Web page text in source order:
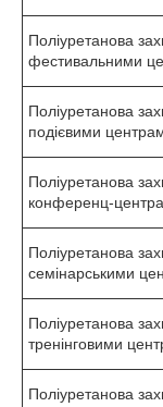
Поліуретанова
фестивальними
Поліуретанова
подієвими
Поліуретанова
конференц-
Поліуретанова
семінарськими
Поліуретанова
тренінговими
Поліуретанова